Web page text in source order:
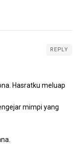
REPLY
Hasratku meluap
mimpi yang